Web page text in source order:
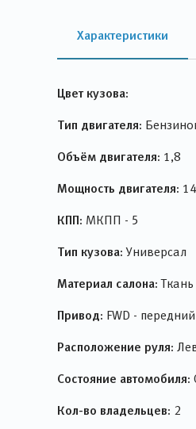
Характеристики
Цвет кузова:
Тип двигателя:
Объём двигателя: 1,8
Мощность двигателя:
КПП: МКПП - 5
Тип кузова: Универсал
Материал салона:
Привод: FWD -
Расположение руля:
Состояние автомобиля:
Кол-во владельцев: 2